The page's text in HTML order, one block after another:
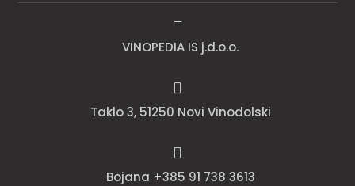
=
VINOPEDIA IS j.d.o.o.

Taklo 3, 51250 Novi Vinodolski

Bojana +385 91 738 3613